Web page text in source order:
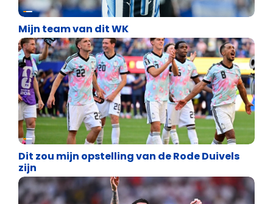
Lifestyle
Mijn team van dit WK
Lifestyle
Dit zou mijn opstelling van de Rode Duivels
zijn